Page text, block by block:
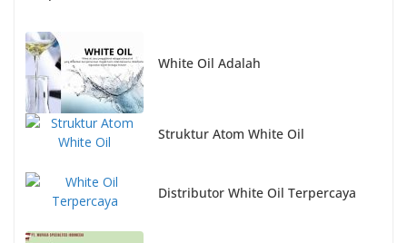
White Oil Adalah
Struktur Atom White Oil
Distributor White Oil Terpercaya